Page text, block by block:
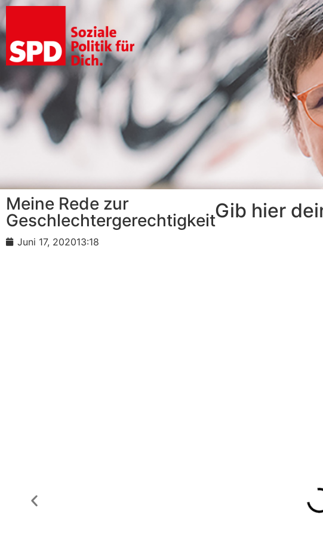
Meine Rede zur
Geschlechtergerechtigkeit
Juni 17, 202013:18
Gib hier